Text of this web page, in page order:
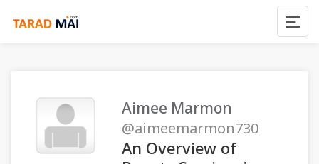
Aimee Marmon
@aimeemarmon730
An Overview of